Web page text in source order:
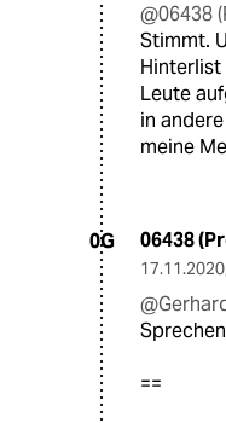
@06438
Stimmt.
Hinterlist
Leute
in
meine
0G 06438
17.11.2020,
==